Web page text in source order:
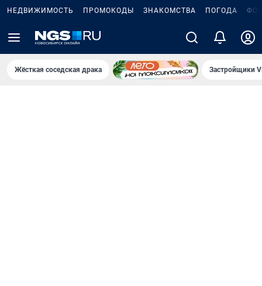
НЕДВИЖИМОСТЬ ПРОМОКОДЫ ЗНАКОМСТВА ПОГОДА
Жёсткая соседская драка Застройщики